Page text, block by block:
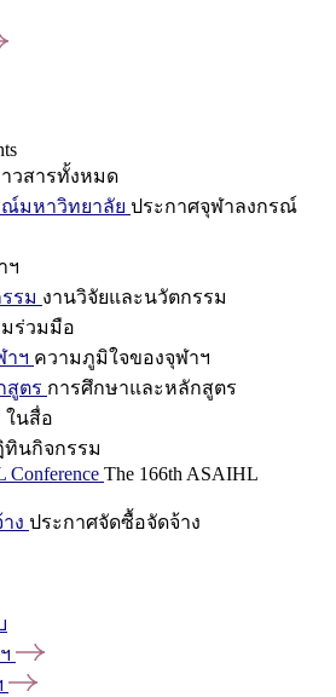
วสารทั้งหมด
ณ์มหาวิทยาลัย ประกาศจุฬาลงกรณ์
ฯ
รม งานวิจัยและนวัตกรรม
ร่วมมือ
าฯ ความภูมิใจของจุฬาฯ
สูตร การศึกษาและหลักสูตร
ในสื่อ
นกิจกรรม
Conference The 166th ASAIHL
ง ประกาศจัดซื้อจัดจ้าง